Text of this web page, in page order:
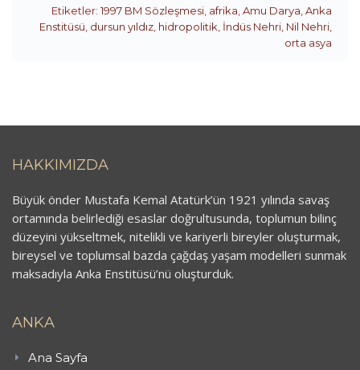
Etiketler:1997 BM Sözleşmesi afrika Amu Darya Anka
Enstitüsü dursun yıldız hidropolitik İndüs Nehri Nil Nehri
orta asya
HAKKIMIZDA
Büyük önder Mustafa Kemal Atatürk’ün 1921 yılında savaş
ortamında belirlediği esaslar doğrultusunda, toplumun bilinç
düzeyini yükseltmek, nitelikli ve kariyerli bireyler oluşturmak,
bireysel ve toplumsal bazda çağdaş yaşam modelleri sunmak
maksadıyla Anka Enstitüsü’nü oluşturduk.
ANKA
Ana Sayfa